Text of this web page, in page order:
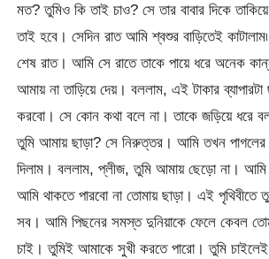
মত? তুমিও কি তাই চাও? সে তার বাবার দিকে
তাই হবে। সেদিন রাত আমি শ্বশুর বাড়িতেই
শেষ রাত। আমি সে রাতে তাকে পায়ে ধরে অনেক
আমায় না তাড়িয়ে দেয়। বললাম, এই টাকার
করবো। সে কোন কথা বলে না। তাকে জড়িয়ে ধরে
তুমি আমায় ছাড়া? সে নিরুত্তর। আমি তখন
দিলাম। বললাম, প্লীজ, তুমি আমায় ছেড়ো না। আমি
আমি থাকতে পারবো না তোমায় ছাড়া। এই পৃথিবীতে
সব। আমি পিছনের সমস্ত দুনিয়াকে ফেলে কেবল
চাই। তুমিই আমাকে সুখী করতে পারো। তুমি